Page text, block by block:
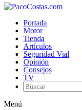
Portada
Motor
Tienda
Artículos
Seguridad Vial
Opinión
Consejos
TV
Menú